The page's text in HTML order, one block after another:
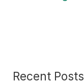
Recent Posts